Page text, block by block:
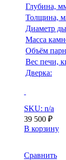
Глубина,
Толщина,
Диаметр
Масса
Объём
Вес печи,
Дверка:
SKU: n/a
39 500 ₽
В корзину
Сравнить